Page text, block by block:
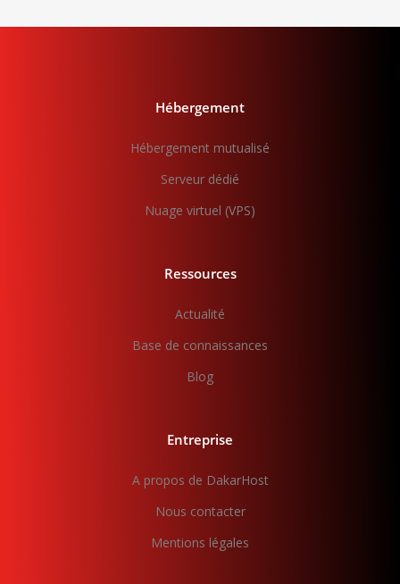
Hébergement
Hébergement mutualisé
Serveur dédié
Nuage virtuel (VPS)
Ressources
Actualité
Base de connaissances
Blog
Entreprise
A propos de DakarHost
Nous contacter
Mentions légales